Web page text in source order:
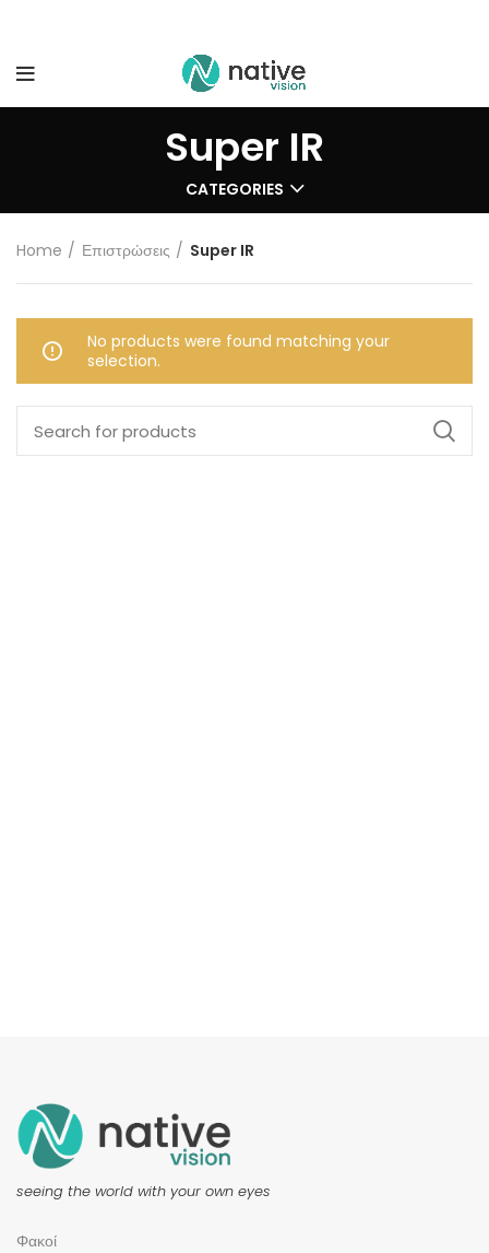
Super IR
CATEGORIES
Home Επιστρώσεις Super IR
No products were found matching your
selection.
seeing the world with your own eyes
Φακοί